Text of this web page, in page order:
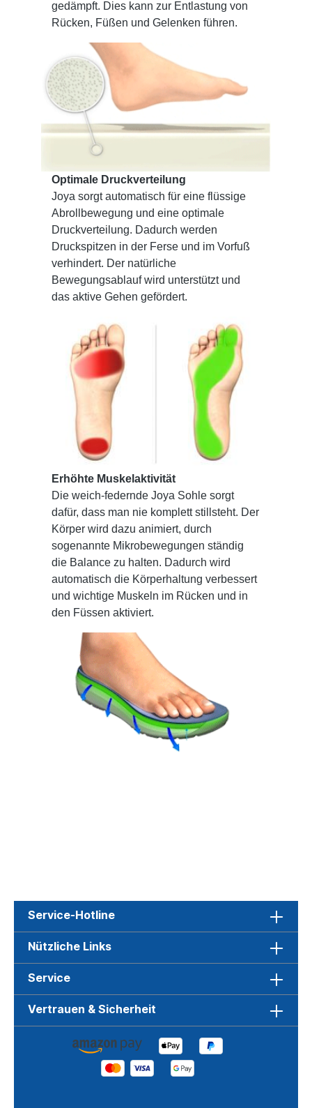
gedämpft. Dies kann zur Entlastung von
Rücken, Füßen und Gelenken führen.
Optimale Druckverteilung
Joya sorgt automatisch für eine flüssige
Abrollbewegung und eine optimale
Druckverteilung. Dadurch werden
Druckspitzen in der Ferse und im Vorfuß
verhindert. Der natürliche
Bewegungsablauf wird unterstützt und
das aktive Gehen gefördert.
Erhöhte Muskelaktivität
Die weich-federnde Joya Sohle sorgt
dafür, dass man nie komplett stillsteht. Der
Körper wird dazu animiert, durch
sogenannte Mikrobewegungen ständig
die Balance zu halten. Dadurch wird
automatisch die Körperhaltung verbessert
und wichtige Muskeln im Rücken und in
den Füssen aktiviert.
Service-Hotline
Nützliche Links
Service
Vertrauen & Sicherheit